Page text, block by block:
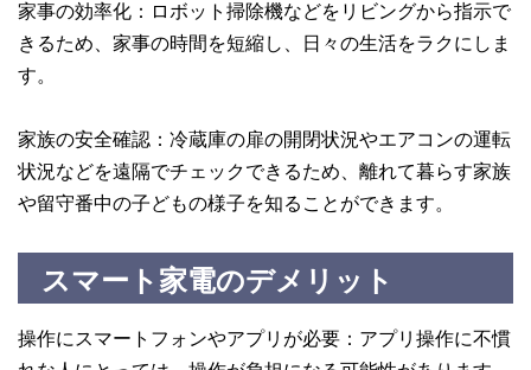
家事の効率化：ロボット掃除機などをリビングから指示で
きるため、家事の時間を短縮し、日々の生活をラクにしま
す。
家族の安全確認：冷蔵庫の扉の開閉状況やエアコンの運転
状況などを遠隔でチェックできるため、離れて暮らす家族
や留守番中の子どもの様子を知ることができます。
スマート家電のデメリット
操作にスマートフォンやアプリが必要：アプリ操作に不慣